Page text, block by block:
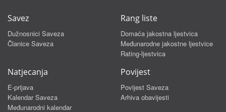
Savez
Dužnosnici Saveza
Članice Saveza
Rang liste
Domaća jakostna ljestvica
Međunarodne jakostne ljestvice
Rating-ljestvica
Natjecanja
E-prijava
Kalendar Saveza
Međunarodni kalendar
Povijest
Povijest Saveza
Arhiva obavijesti